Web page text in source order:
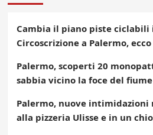
Cambia il piano piste ciclabili
Circoscrizione a Palermo,
Palermo, scoperti 20
sabbia vicino la foce del
Palermo, nuove
alla pizzeria Ulisse e in un